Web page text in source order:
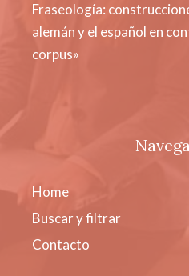
Fraseología:
alemán y el español en
corpus»
Home
Buscar y filtrar
Contacto